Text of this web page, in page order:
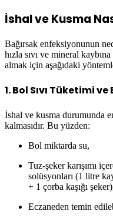
İshal ve Kusma
Bağırsak enfeksiyonunun
hızla sıvı ve mineral
almak için aşağıdaki
1.Bol Sıvı Tüketimi
İshal ve kusma durumunda
kalmasıdır. Bu yüzden:
Bol miktarda su,
Tuz-şeker karışımı
solüsyonları (1 litre
+ 1 çorba kaşığı
Eczaneden temin